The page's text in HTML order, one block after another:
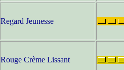
Regard Jeunesse
Rouge Crème Lissant